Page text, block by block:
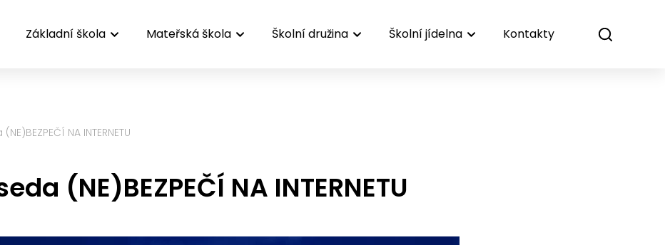
Základní škola Mateřská škola Školní družina Školní jídelna Kontakty
NA INTERNETU
(NE)BEZPEČÍ NA INTERNETU